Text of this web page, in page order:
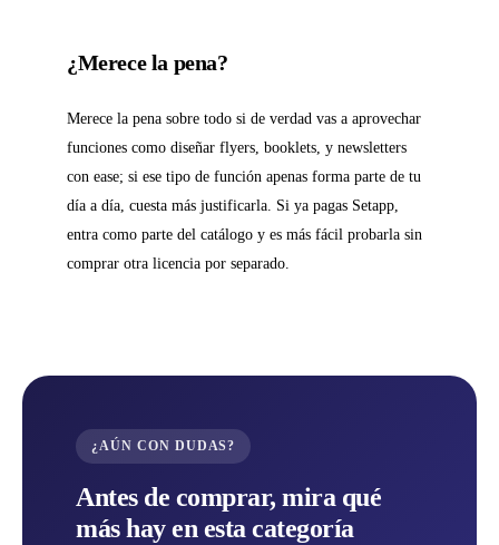
¿Merece la pena?
Merece la pena sobre todo si de verdad vas a aprovechar
funciones como diseñar flyers, booklets, y newsletters
con ease; si ese tipo de función apenas forma parte de tu
día a día, cuesta más justificarla. Si ya pagas Setapp,
entra como parte del catálogo y es más fácil probarla sin
comprar otra licencia por separado.
¿AÚN CON DUDAS?
Antes de comprar, mira qué
más hay en esta categoría